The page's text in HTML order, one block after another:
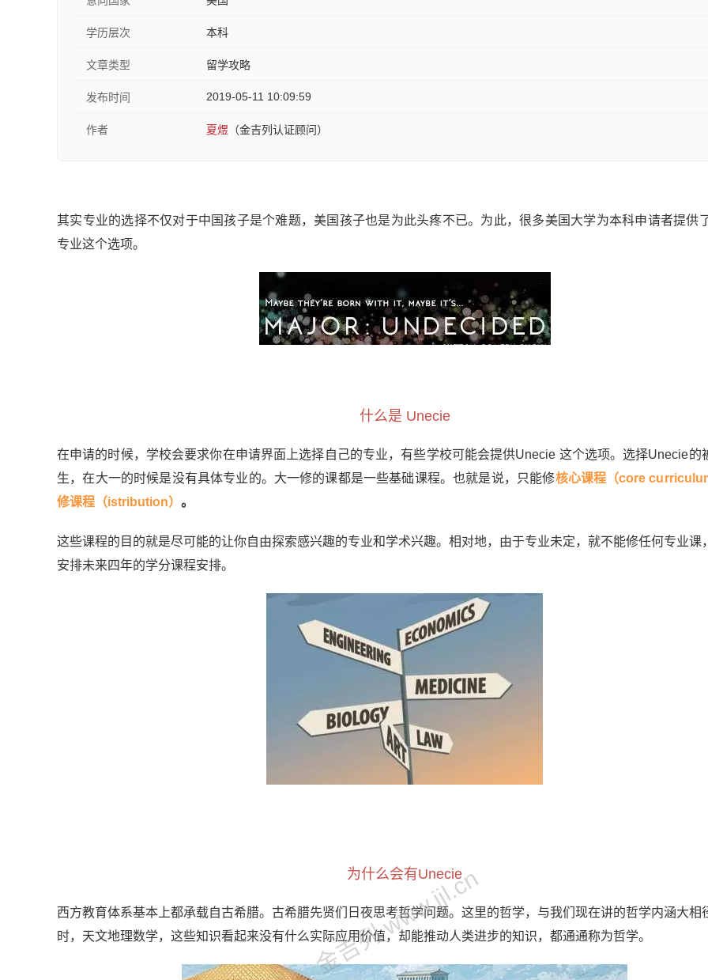
学历层次 本科
文章类型 留学攻略
发布时间 2019-05-11 10:09:59
作者 夏煜 （金吉列认证顾问）
其实专业的选择不仅对于中国孩子是个难题，美国孩子也是为此头疼不已。为此，很多美国大学为本科申请者提供
专业这个选项。
什么是 Unecie
在申请的时候，学校会要求你在申请界面上选择自己的专业，有些学校可能会提供Unecie 这个选项。选择Unecie的
生，在大一的时候是没有具体专业的。大一修的课都是一些基础课程。也就是说，只能修核心课程（core
修课程（istribution） 。
这些课程的目的就是尽可能的让你自由探索感兴趣的专业和学术兴趣。相对地，由于专业未定，就不能修任何专业课
安排未来四年的学分课程安排。
为什么会有Unecie
西方教育体系基本上都承载自古希腊。古希腊先贤们日夜思考哲学问题。这里的哲学，与我们现在讲的哲学内涵大相
时，天文地理数学，这些知识看起来没有什么实际应用价值，却能推动人类进步的知识，都通通称为哲学。
金吉列 www.jjl.cn